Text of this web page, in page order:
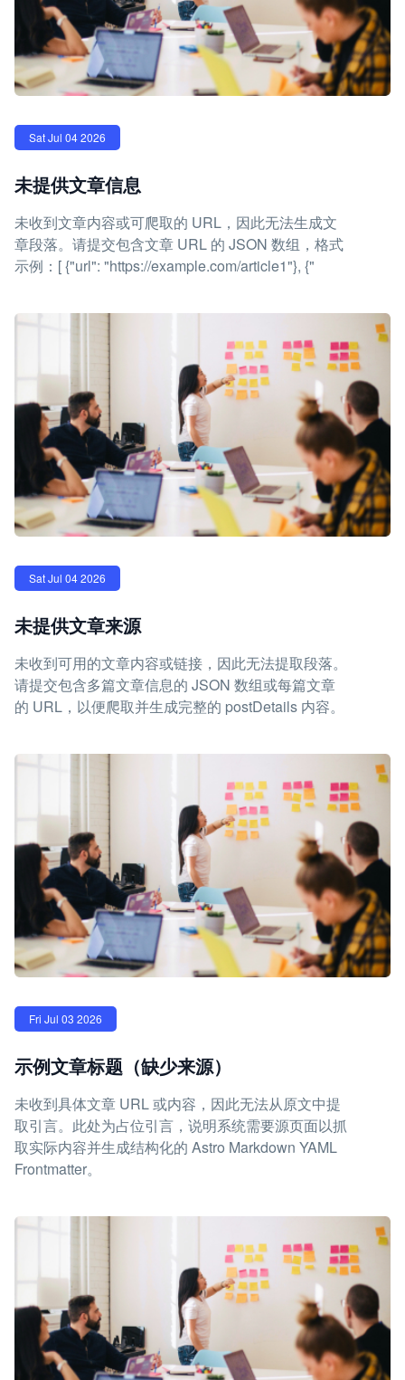
Sat Jul 04 2026
未提供文章信息
未收到文章内容或可爬取的 URL，因此无法生成文
章段落。请提交包含文章 URL 的 JSON 数组，格式
示例：[ {"url": "https://example.com/article1"}, {"
Sat Jul 04 2026
未提供文章来源
未收到可用的文章内容或链接，因此无法提取段落。
请提交包含多篇文章信息的 JSON 数组或每篇文章
的 URL，以便爬取并生成完整的 postDetails 内容。
Fri Jul 03 2026
示例文章标题（缺少来源）
未收到具体文章 URL 或内容，因此无法从原文中提
取引言。此处为占位引言，说明系统需要源页面以抓
取实际内容并生成结构化的 Astro Markdown YAML
Frontmatter。